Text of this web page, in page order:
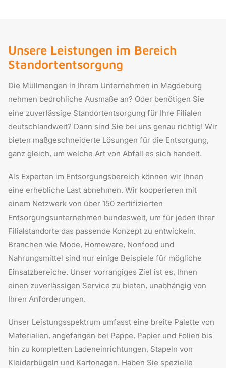
bekommen konnte. Auch uns hat die Zeit mit ihm
sehr gefreut. Wir wünschen ihm für seinen weiteren
Grüße Ihr Team der ZAGO GmbH
Unsere Leistungen im Bereich
Standortentsorgung
Die Müllmengen in Ihrem Unternehmen in Magdeburg
nehmen bedrohliche Ausmaße an? Oder benötigen Sie
eine zuverlässige Standortentsorgung für Ihre Filialen
deutschlandweit? Dann sind Sie bei uns genau richtig! Wir
bieten maßgeschneiderte Lösungen für die Entsorgung,
ganz gleich, um welche Art von Abfall es sich handelt.
Als Experten im Entsorgungsbereich können wir Ihnen
eine erhebliche Last abnehmen. Wir kooperieren mit
einem Netzwerk von über 150 zertifizierten
Entsorgungsunternehmen bundesweit, um für jeden Ihrer
Filialstandorte das passende Konzept zu entwickeln.
Branchen wie Mode, Homeware, Nonfood und
Nahrungsmittel sind nur einige Beispiele für mögliche
Einsatzbereiche. Unser vorrangiges Ziel ist es, Ihnen
einen zuverlässigen Service zu bieten, unabhängig von
Ihren Anforderungen.
Unser Leistungsspektrum umfasst eine breite Palette von
Materialien, angefangen bei Pappe, Papier und Folien bis
hin zu kompletten Ladeneinrichtungen, Stapeln von
Kleiderbügeln und Kartonagen. Haben Sie spezielle